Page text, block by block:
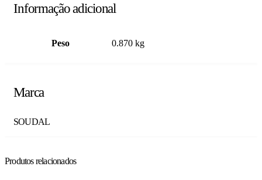
Informação adicional
Peso 0.870 kg
Marca
SOUDAL
Produtos relacionados